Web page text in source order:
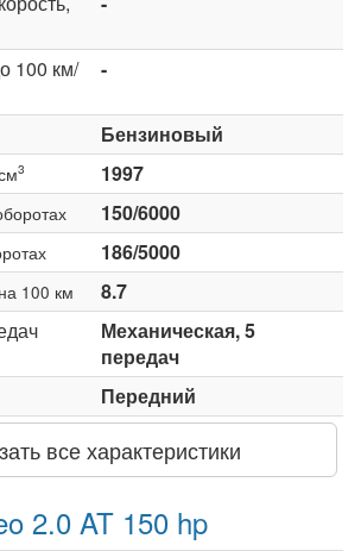
100 км/
-
Бензиновый
3
1997
150/6000
186/5000
100 км
8.7
Механическая, 5
передач
Передний
все характеристики
2.0 AT 150 hp